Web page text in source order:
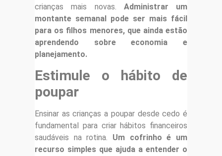
crianças mais novas. Administrar um
montante semanal pode ser mais fácil
para os filhos menores, que ainda estão
aprendendo sobre economia e
planejamento.
Estimule o hábito de
poupar
Ensinar as crianças a poupar desde cedo é
fundamental para criar hábitos financeiros
saudáveis na rotina. Um cofrinho é um
recurso simples que ajuda a entender o